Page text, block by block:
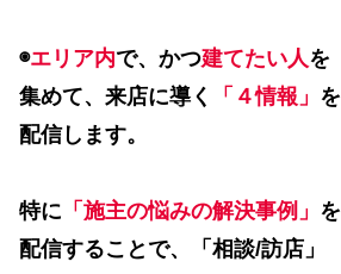
◉エリア内で、かつ建てたい人を
集めて、来店に導く
「４情報」 を
配信します。
特に 「施主の悩みの解決事例」 を
配信することで、「相談/訪店」